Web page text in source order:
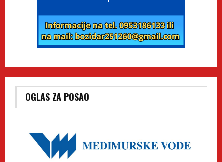
OGLAS ZA POSAO